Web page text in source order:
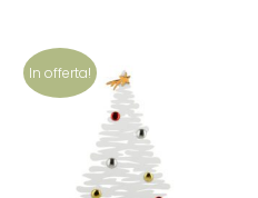
In offerta!